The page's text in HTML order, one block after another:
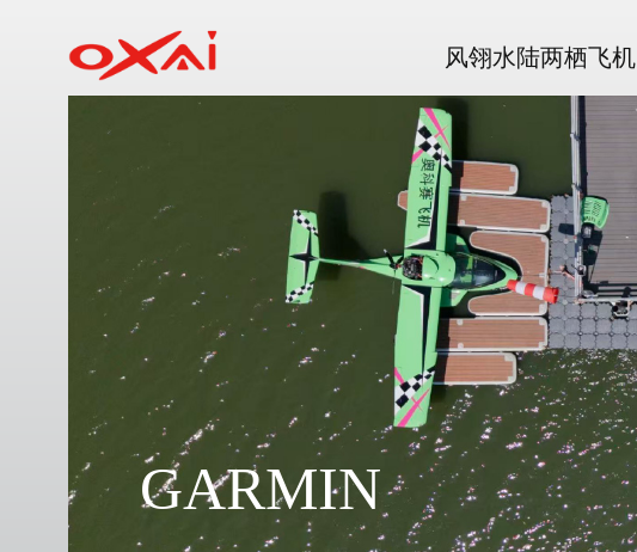
风翎水陆两栖飞机
GARMIN